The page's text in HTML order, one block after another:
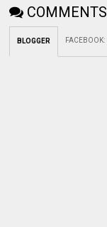
COMMENTS
BLOGGER FACEBOOK: